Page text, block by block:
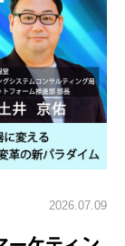
2026.07.09